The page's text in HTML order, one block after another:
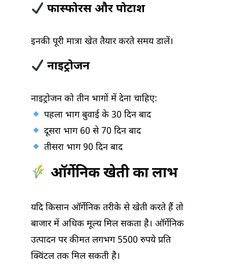
फास्फोरस और पोटाश
इनकी पूरी मात्रा खेत तैयार करते समय डालें।
नाइट्रोजन
नाइट्रोजन को तीन भागों में देना चाहिए:
पहला भाग बुवाई के 30 दिन बाद
दूसरा भाग 60 से 70 दिन बाद
तीसरा भाग 90 दिन बाद
ऑर्गेनिक खेती का लाभ
यदि किसान ऑर्गेनिक तरीके से खेती करते हैं तो
बाजार में अधिक मूल्य मिल सकता है। ऑर्गेनिक
उत्पादन पर कीमत लगभग 5500 रुपये प्रति
क्विंटल तक मिल सकती है।